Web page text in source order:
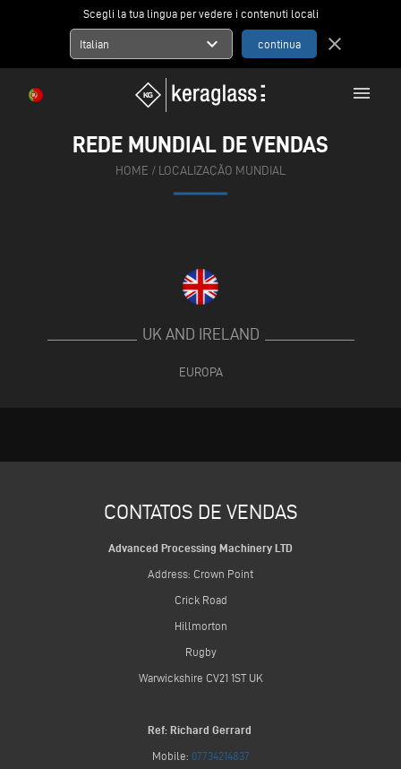
Scegli la tua lingua per vedere i contenuti locali
Italian expand_more close
menu
REDE MUNDIAL DE VENDAS
HOME / LOCALIZAÇÃO MUNDIAL
UK AND IRELAND
EUROPA
CONTATOS DE VENDAS
Advanced Processing Machinery LTD
Address: Crown Point
Crick Road
Hillmorton
Rugby
Warwickshire CV21 1ST UK
Ref: Richard Gerrard
Mobile: 07734214837